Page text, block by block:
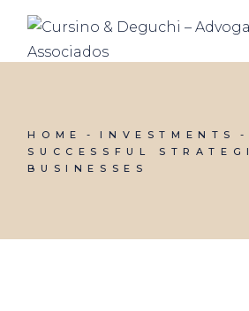
HOME INVESTMENTS
SUCCESSFUL
BUSINESSES